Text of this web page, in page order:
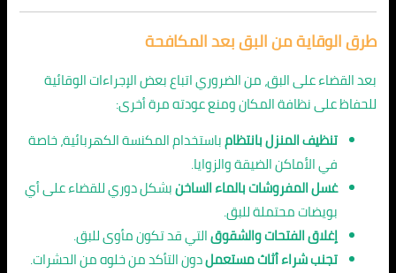
طرق الوقاية من البق بعد المكافحة
بعد القضاء على البق، من الضروري اتباع بعض الإجراءات الوقائية
للحفاظ على نظافة المكان ومنع عودته مرة أخرى:
تنظيف المنزل بانتظامباستخدام المكنسة الكهربائية، خاصة
في الأماكن الضيقة والزوايا.
غسل المفروشات بالماء الساخنبشكل دوري للقضاء على أي
بويضات محتملة للبق.
إغلاق الفتحات والشقوقالتي قد تكون مأوى للبق.
تجنب شراء أثاث مستعملدون التأكد من خلوه من الحشرات.